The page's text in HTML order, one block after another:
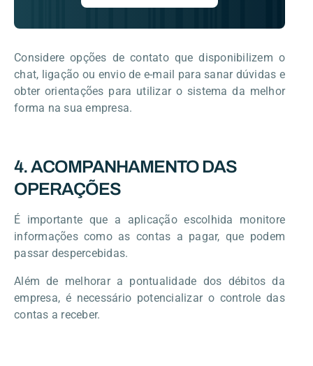
Considere opções de contato que disponibilizem o
chat, ligação ou envio de e-mail para sanar dúvidas e
obter orientações para utilizar o sistema da melhor
forma na sua empresa.
4. ACOMPANHAMENTO DAS
OPERAÇÕES
É importante que a aplicação escolhida monitore
informações como as contas a pagar, que podem
passar despercebidas.
Além de melhorar a pontualidade dos débitos da
empresa, é necessário potencializar o controle das
contas a receber.